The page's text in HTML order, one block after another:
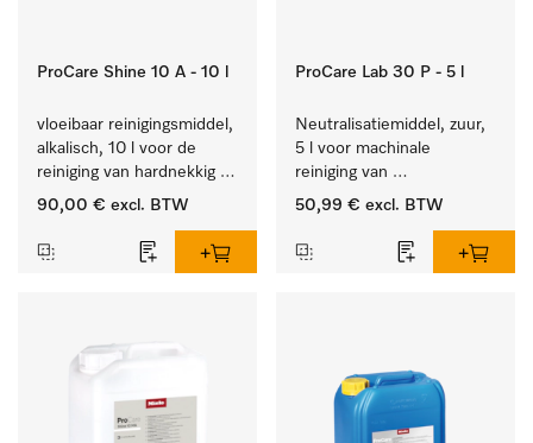
ProCare Shine 10 A - 10 l
vloeibaar reinigingsmiddel,
alkalisch, 10 l voor de
reiniging van hardnekkig
vuil op serviesgoed,
90,00 € excl. BTW
ProCare Lab 30 P - 5 l
Neutralisatiemiddel, zuur,
5 l voor machinale
reiniging van
laboratoriumglaswerk en -
50,99 € excl. BTW